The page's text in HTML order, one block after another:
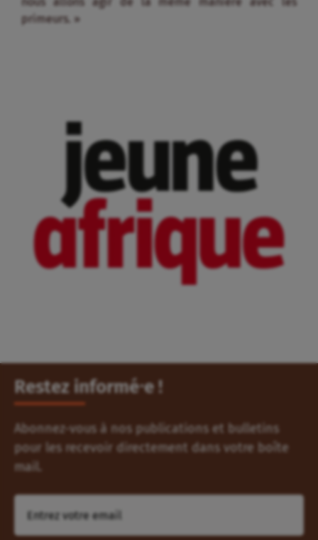
primeurs. »
Restez informé⸱e !
Abonnez-vous à nos publications et bulletins
pour les recevoir directement dans votre boîte
mail.